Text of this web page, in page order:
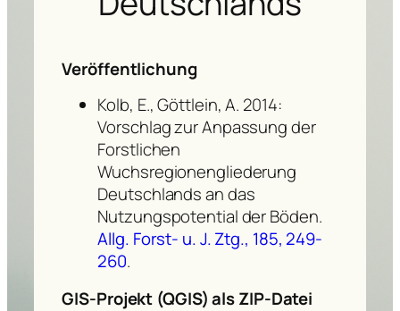
Veröffentlichung
Kolb, E., Göttlein, A. 2014:
Vorschlag zur Anpassung der
Forstlichen
Wuchsregionengliederung
Deutschlands an das
Nutzungspotential der Böden.
Allg. Forst- u. J. Ztg., 185, 249-
260.
GIS-Projekt (QGIS) als ZIP-Datei